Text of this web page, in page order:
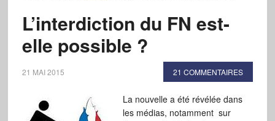
L’interdiction du FN est-
elle possible ?
21 MAI 2015 21 COMMENTAIRES
La nouvelle a été révélée dans
les médias, notamment sur